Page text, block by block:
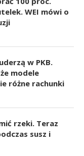
WEI mówi o
w PKB.
modele
różne rachunki
rzeki. Teraz
susz i